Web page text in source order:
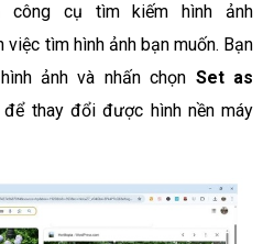
cụ tìm kiếm hình ảnh
việc tìm hình ảnh bạn muốn. Bạn
ảnh và nhấn chọn Set as
để thay đổi được hình nền máy